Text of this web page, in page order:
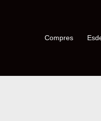
Compres